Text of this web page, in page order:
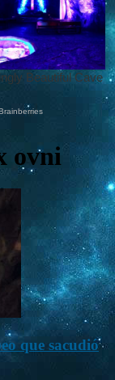
ovni
que sacudió